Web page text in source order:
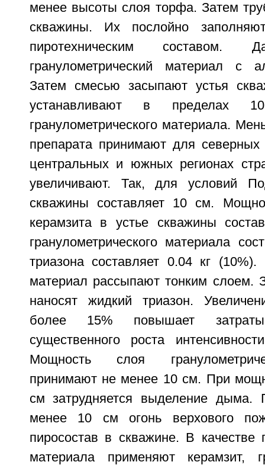
менее высоты слоя торфа. Затем
скважины. Их послойно
пиротехническим составом.
гранулометрический материал с
Затем смесью засыпают устья
устанавливают в пределах
гранулометрического материала.
препарата принимают для
центральных и южных регионах
увеличивают. Так, для условий
скважины составляет 10 см.
керамзита в устье скважины
гранулометрического материала
триазона составляет 0.04 кг (10%).
материал рассыпают тонким слоем.
наносят жидкий триазон.
более 15% повышает
существенного роста
Мощность слоя
принимают не менее 10 см. При
см затрудняется выделение дыма.
менее 10 см огонь верхового
пиросостав в скважине. В качестве
материала применяют керамзит,